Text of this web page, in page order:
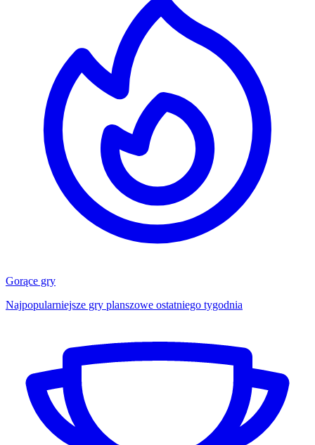
Gorące gry
Najpopularniejsze gry planszowe ostatniego tygodnia